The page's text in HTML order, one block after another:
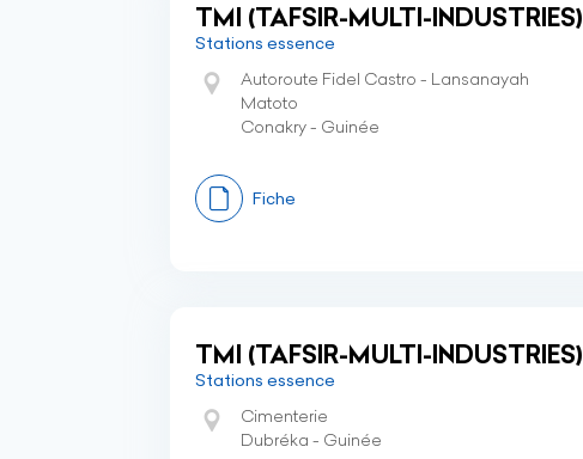
TMI (TAFSIR-MULTI-INDUSTRIES)
Stations essence
Autoroute Fidel Castro - Lansanayah
Matoto
Conakry - Guinée
Fiche
TMI (TAFSIR-MULTI-INDUSTRIES)
Stations essence
Cimenterie
Dubréka - Guinée